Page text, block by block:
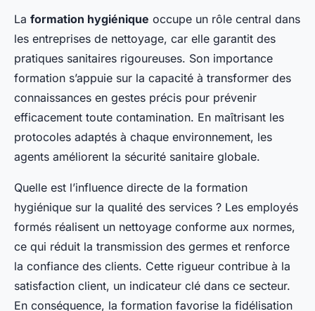
La formation hygiénique occupe un rôle central dans
les entreprises de nettoyage, car elle garantit des
pratiques sanitaires rigoureuses. Son importance
formation s’appuie sur la capacité à transformer des
connaissances en gestes précis pour prévenir
efficacement toute contamination. En maîtrisant les
protocoles adaptés à chaque environnement, les
agents améliorent la sécurité sanitaire globale.
Quelle est l’influence directe de la formation
hygiénique sur la qualité des services ? Les employés
formés réalisent un nettoyage conforme aux normes,
ce qui réduit la transmission des germes et renforce
la confiance des clients. Cette rigueur contribue à la
satisfaction client, un indicateur clé dans ce secteur.
En conséquence, la formation favorise la fidélisation